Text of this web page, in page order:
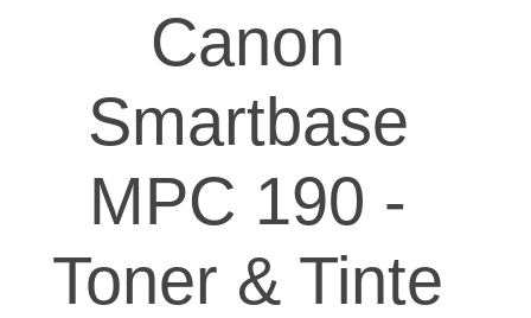
Canon
Smartbase
MPC 190 -
Toner & Tinte